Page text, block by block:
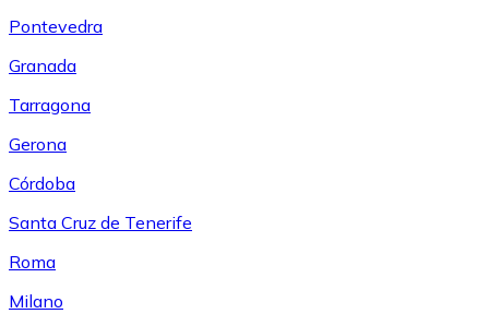
Pontevedra
Granada
Tarragona
Gerona
Córdoba
Santa Cruz de Tenerife
Roma
Milano